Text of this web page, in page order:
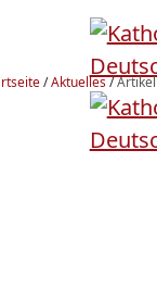
/Aktuelles/Artikel